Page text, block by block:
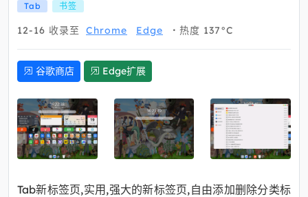
Tab 书签
12-16 收录至 Chrome Edge 热度 137°C
谷歌商店 Edge扩展
Tab新标签页,实用,强大的新标签页,自由添加删除分类标